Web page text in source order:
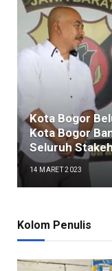
Kota Bogor
Kota Bogor
Seluruh
14 MARET 2023
Kolom Penulis